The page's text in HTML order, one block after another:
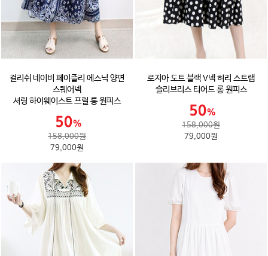
걸리쉬 네이비 페이즐리 에스닉 양면
스퀘어넥
셔링 하이웨이스트 프릴 롱 원피스
158,000원
79,000원
로지아 도트 블랙 V넥 허리 스트랩
슬리브리스 티어드 롱 원피스
158,000원
79,000원